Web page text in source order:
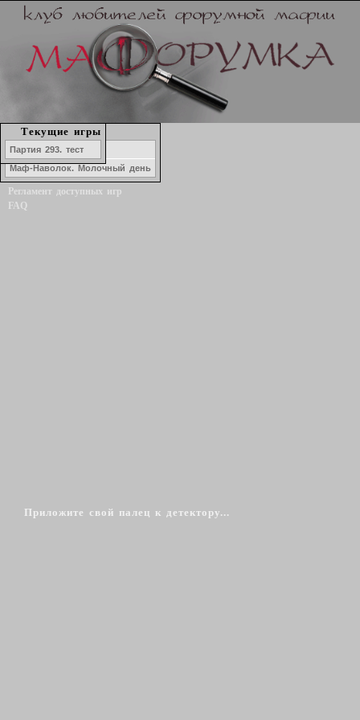
Приложите свой палец к детектору...
История игр
Форум
Статистика игроков
Регламент доступных игр
FAQ
Набор в игру
Озеро ЛжеКомо
Маф-Наволок. Молочный день
Текущие игры
Партия 293. тест